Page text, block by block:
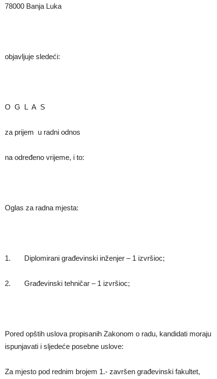
78000 Banja Luka
objavljuje sledeći:
O G L A S
za prijem u radni odnos
na određeno vrijeme, i to:
Oglas za radna mjesta:
1. Diplomirani građevinski inženjer – 1 izvršioc;
2. Građevinski tehničar – 1 izvršioc;
Pored opštih uslova propisanih Zakonom o radu, kandidati moraju
ispunjavati i sljedeće posebne uslove:
Za mjesto pod rednim brojem 1.- završen građevinski fakultet,